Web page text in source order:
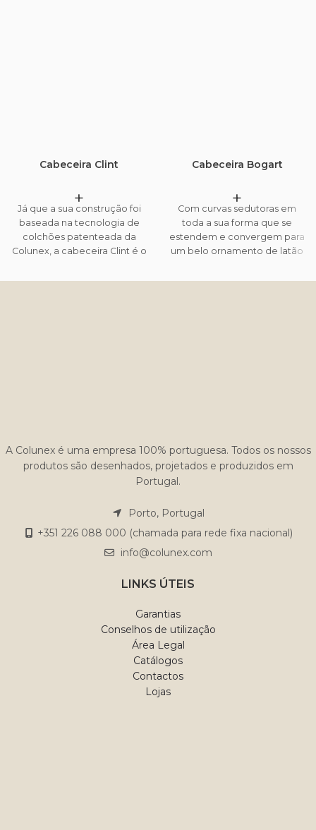
Cabeceira Clint
+
Já que a sua construção foi
baseada na tecnologia de
colchões patenteada da
Colunex, a cabeceira Clint é o
conforto. Adicionalmente, é
Cabeceira Bogart
+
Com curvas sedutoras em
toda a sua forma que se
estendem e convergem para
um belo ornamento de latão
é a definição de classe e
A Colunex é uma empresa 100% portuguesa. Todos os nossos
produtos são desenhados, projetados e produzidos em
Portugal.
Porto, Portugal
+351 226 088 000 (chamada para rede fixa nacional)
info@colunex.com
LINKS ÚTEIS
Garantias
Conselhos de utilização
Área Legal
Catálogos
Contactos
Lojas